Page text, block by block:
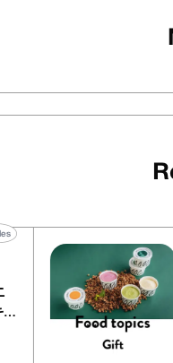
リエ
プ キャ
articles